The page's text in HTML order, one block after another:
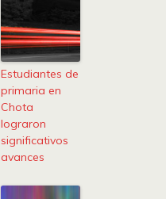
Estudiantes de
primaria en
Chota
lograron
significativos
avances